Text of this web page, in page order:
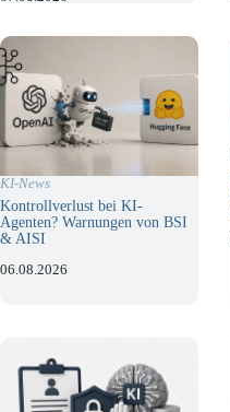
KI-News
Kontrollverlust bei KI-
Agenten? Warnungen von BSI
& AISI
06.08.2026